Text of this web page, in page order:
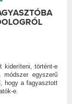
kideríteni, történt-e
egyszerű
hogy a fagyasztott
e.